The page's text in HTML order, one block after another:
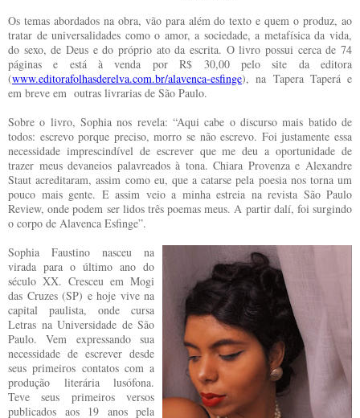
Os temas abordados na obra, vão para além do texto e quem o produz, ao
tratar de universalidades como o amor, a sociedade, a metafísica da vida,
do sexo, de Deus e do próprio ato da escrita. O livro possui cerca de 74
páginas e está à venda por R$ 30,00 pelo site da editora
(www.editorafolhasderelva.com.br/alavenca-esfinge), na Tapera Taperá e
em breve em outras livrarias de São Paulo.
Sobre o livro, Sophia nos revela: “Aqui cabe o discurso mais batido de
todos: escrevo porque preciso, morro se não escrevo. Foi justamente essa
necessidade imprescindível de escrever que me deu a oportunidade de
trazer meus devaneios palavreados à tona. Chiara Provenza e Alexandre
Staut acreditaram, assim como eu, que a catarse pela poesia nos torna um
pouco mais gente. E assim veio a minha estreia na revista São Paulo
Review, onde podem ser lidos três poemas meus. A partir dalí, foi surgindo
o corpo de Alavenca Esfinge”.
Sophia Faustino nasceu na
virada para o último ano do
século XX. Cresceu em Mogi
das Cruzes (SP) e hoje vive na
capital paulista, onde cursa
Letras na Universidade de São
Paulo. Vem expressando sua
necessidade de escrever desde
seus primeiros contatos com a
produção literária lusófona.
Teve seus primeiros versos
publicados aos 19 anos pela